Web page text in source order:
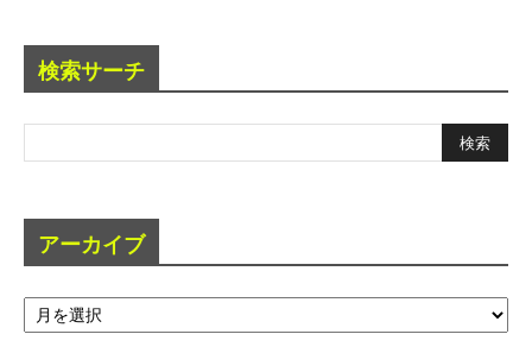
検索サーチ
アーカイブ
ア
ー